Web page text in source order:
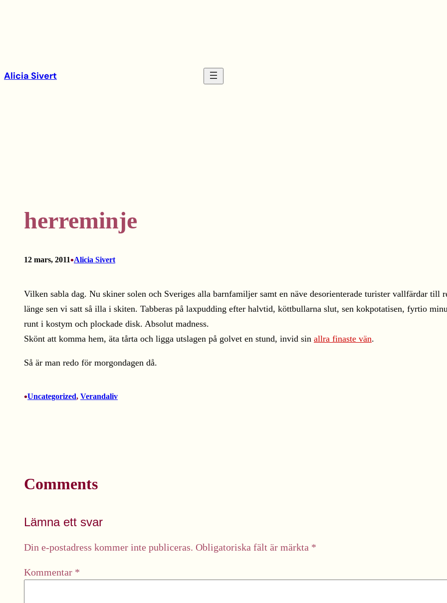
Alicia Sivert
herreminje
12 mars, 2011•Alicia Sivert
Vilken sabla dag. Nu skiner solen och Sveriges alla barnfamiljer samt en näve desorienterade turister vallfärdar till
länge sen vi satt så illa i skiten. Tabberas på laxpudding efter halvtid, köttbullarna slut, sen kokpotatisen, fyrtio
runt i kostym och plockade disk. Absolut madness.
Skönt att komma hem, äta tårta och ligga utslagen på golvet en stund, invid sin allra finaste vän.
Så är man redo för morgondagen då.
•Uncategorized, Verandaliv
Comments
Lämna ett svar
Din e-postadress kommer inte publiceras. Obligatoriska fält är märkta *
Kommentar *